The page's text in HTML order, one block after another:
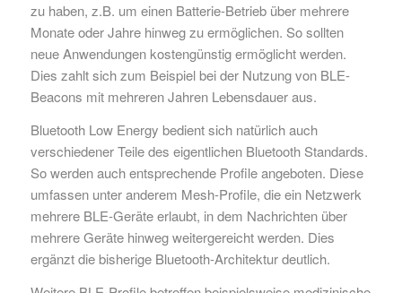
zu haben, z.B. um einen Batterie-Betrieb über mehrere
Monate oder Jahre hinweg zu ermöglichen. So sollten
neue Anwendungen kostengünstig ermöglicht werden.
Dies zahlt sich zum Beispiel bei der Nutzung von BLE-
Beacons mit mehreren Jahren Lebensdauer aus.
Bluetooth Low Energy bedient sich natürlich auch
verschiedener Teile des eigentlichen Bluetooth Standards.
So werden auch entsprechende Profile angeboten. Diese
umfassen unter anderem Mesh-Profile, die ein Netzwerk
mehrere BLE-Geräte erlaubt, in dem Nachrichten über
mehrere Geräte hinweg weitergereicht werden. Dies
ergänzt die bisherige Bluetooth-Architektur deutlich.